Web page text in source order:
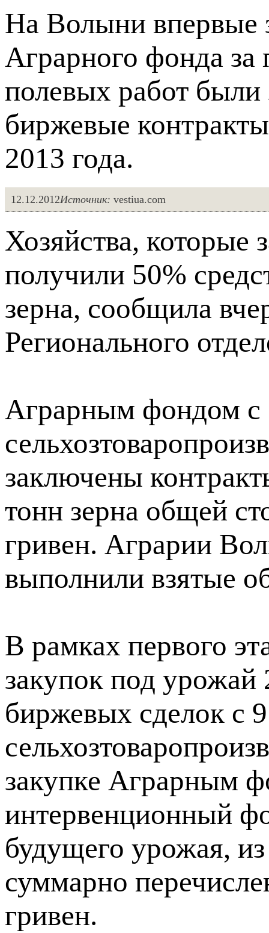
На Волыни впервые
Аграрного фонда за
полевых работ
биржевые
2013 года.
12.12.2012Источник: vestiua.com
Хозяйства, которые
получили 50%
зерна, сообщила
Регионального
Аграрным фондом с
заключены
тонн зерна общей
гривен. Аграрии
выполнили взятые
В рамках первого
закупок под урожай
биржевых сделок с 9
закупке Аграрным
интервенционный
будущего урожая,
суммарно
гривен.